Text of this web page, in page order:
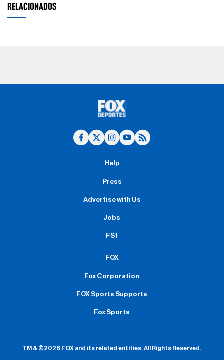
RELACIONADOS
Help
Press
Advertise with Us
Jobs
FS1
FOX
Fox Corporation
FOX Sports Supports
Fox Sports
TM & ©2026 FOX and its related entities.All Rights Reserved.